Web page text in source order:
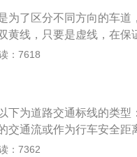
遇到前方机动车排队或
辆驾驶时拨打、接听电话
、停车、避让行人在高
动车未让直行的车辆、
有执行紧急任务的特种
为了区分不同方向的车道
黄线，只要是虚线，在保
线的介绍：从单向车道
方向的车道。黄色虚线
通标线是由标画于路面上
标等所构成的交通安全
的标线都以白色居多，其
操作；而白色实线则不
：7618
下为道路交通标线的类型
交通流或作为行车安全距
线：画于路段中时，用以
：7362